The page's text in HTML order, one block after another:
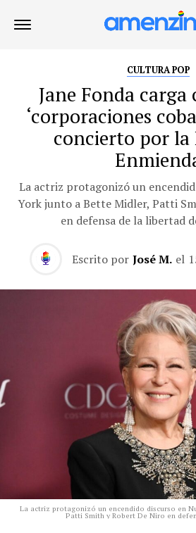
CULTURA POP
Jane Fonda
‘corporaciones
concierto por la
La actriz protagonizó un
York junto a Bette Midler, Patti
en defensa de la libertad
Escrito por José M. el
La actriz protagonizó un encendido discurso en
Patti Smith y Robert De Niro en